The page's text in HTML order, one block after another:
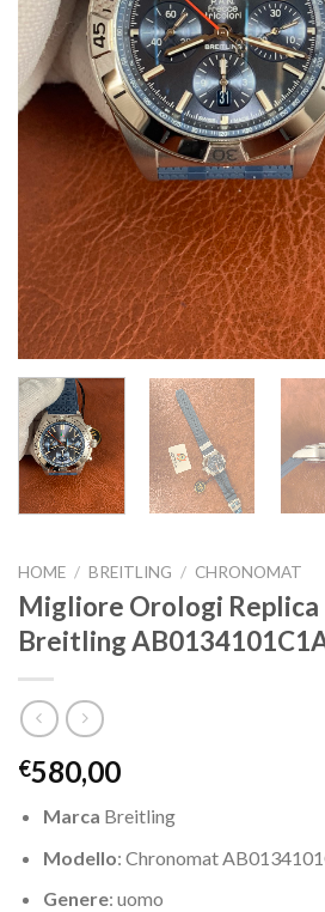
HOME / BREITLING / CHRONOMAT
Migliore Orologi Replica
Breitling
€580,00
Marca Breitling
Modello: Chronomat
Genere: uomo